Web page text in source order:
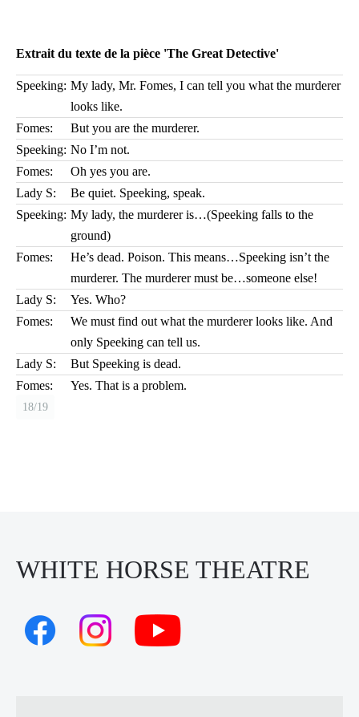
Extrait du texte de la pièce 'The Great Detective'
Speeking: My lady, Mr. Fomes, I can tell you what the murderer
looks like.
Fomes:
But you are the murderer.
Speeking: No I’m not.
Fomes:
Oh yes you are.
Lady S:
Be quiet. Speeking, speak.
Speeking: My lady, the murderer is…(Speeking falls to the
ground)
Fomes:
He’s dead. Poison. This means…Speeking isn’t the
murderer. The murderer must be…someone else!
Lady S:
Yes. Who?
Fomes:
We must find out what the murderer looks like. And
only Speeking can tell us.
Lady S:
But Speeking is dead.
Fomes:
Yes. That is a problem.
18/19
WHITE HORSE THEATRE